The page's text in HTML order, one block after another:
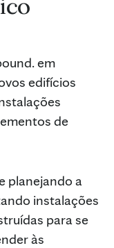
em
edifícios
de
planejando a
instalações
para se
às